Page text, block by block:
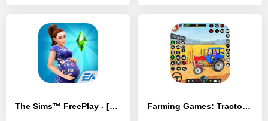
The Sims™ FreePlay - [MOD Бесконечные деньги] Farming Games: Tractor Games - [MOD Бесконечные деньги]